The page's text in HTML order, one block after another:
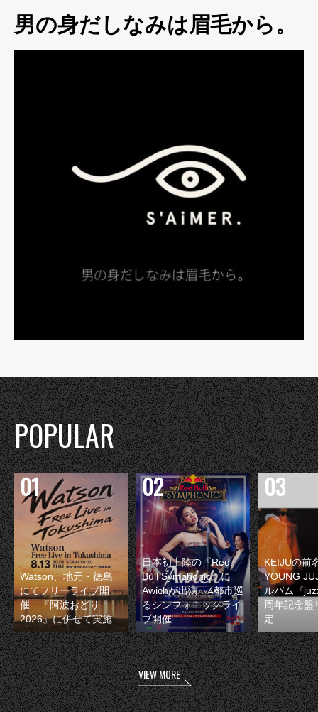
男の身だしなみは眉毛から。
POPULAR
Watson、地元・徳島
にてフリーライブ開
催 『阿波おどり
2026』に併せて実施
日本初上陸の『Red
Bull Symphonic』に
Awichが出演 4都市巡
るシンフォニックライ
ブ開催
KEIJUの前
YOUNG
ルバム『
周年記念盤
定
VIEW MORE